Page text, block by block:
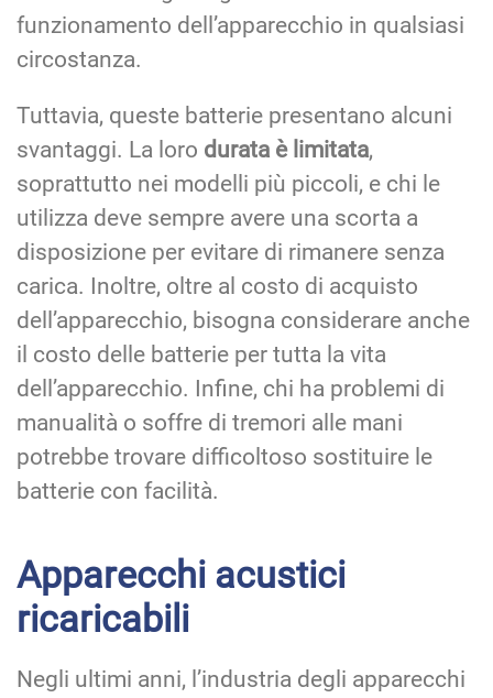
funzionamento dell’apparecchio in qualsiasi
circostanza.
Tuttavia, queste batterie presentano alcuni
svantaggi. La loro durata è limitata,
soprattutto nei modelli più piccoli, e chi le
utilizza deve sempre avere una scorta a
disposizione per evitare di rimanere senza
carica. Inoltre, oltre al costo di acquisto
dell’apparecchio, bisogna considerare anche
il costo delle batterie per tutta la vita
dell’apparecchio. Infine, chi ha problemi di
manualità o soffre di tremori alle mani
potrebbe trovare difficoltoso sostituire le
batterie con facilità.
Apparecchi acustici
ricaricabili
Negli ultimi anni, l’industria degli apparecchi